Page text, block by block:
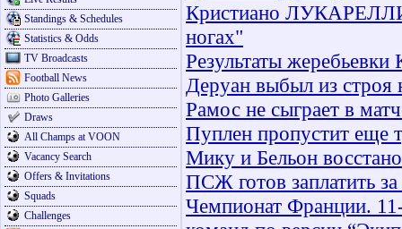
Standings & Schedules
Statistics & Odds
TV Broadcasts
Football News
Photo Galleries
Draws
All Champs at VOON
Vacancy Search
Offers & Invitations
Squads
Challenges
Кристиано ЛУКАРЕЛЛИ:
ногах"
Результаты
Деруан выбыл из строя
Рамос не сыграет в
Пуплен пропустит еще
Мику и Бельон
ПСЖ готов заплатить
Чемпионат Франции.